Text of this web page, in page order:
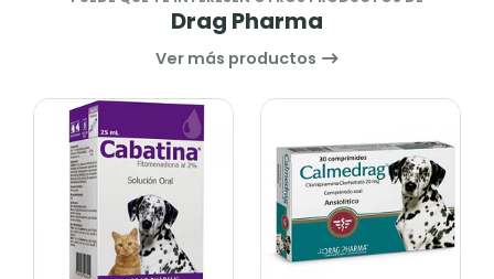
Drag Pharma
Ver más productos